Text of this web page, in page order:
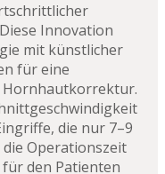
Innovation
mit künstlicher
für eine
Hornhautkorrektur.
die nur 7–9
Operationszeit
den Patienten